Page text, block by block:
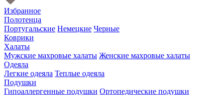
Избранное
Полотенца
Португальские Немецкие Черные
Коврики
Халаты
Мужские махровые халаты Женские махровые халаты
Одеяла
Легкие одеяла Теплые одеяла
Подушки
Гипоаллергенные подушки Ортопедические подушки